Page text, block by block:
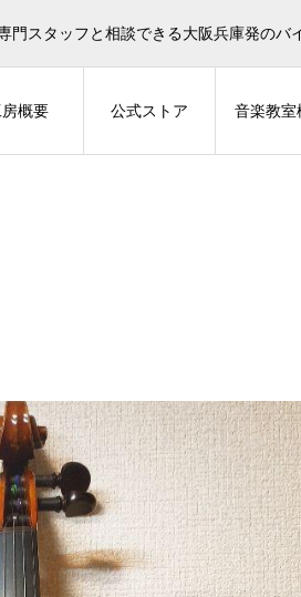
スタッフと相談できる大阪兵庫発のバ
房概要 公式ストア 音楽教室
カ工房長にLINE相談も頂けます。